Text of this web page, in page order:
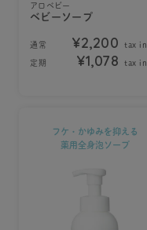
アロベビー
ベビーソープ
通常 ¥2,200 tax in
定期 ¥1,078 tax in
フケ・かゆみを抑える
薬用全身泡ソープ